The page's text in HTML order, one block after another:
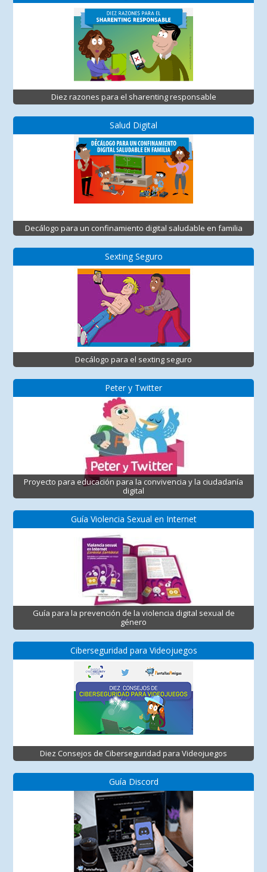
Diez razones para el sharenting responsable
Salud Digital
Decálogo para un confinamiento digital saludable en familia
Sexting Seguro
Decálogo para el sexting seguro
Peter y Twitter
Proyecto para educación para la convivencia y la ciudadanía
digital
Guía Violencia Sexual en Internet
Guía para la prevención de la violencia digital sexual de
género
Ciberseguridad para Videojuegos
Diez Consejos de Ciberseguridad para Videojuegos
Guía Discord